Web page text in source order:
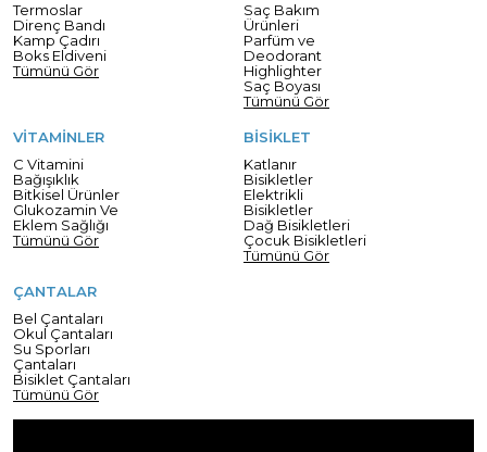
Termoslar
Direnç Bandı
Kamp Çadırı
Boks Eldiveni
Tümünü Gör
Saç Bakım
Ürünleri
Parfüm ve
Deodorant
Highlighter
Saç Boyası
Tümünü Gör
VİTAMİNLER
C Vitamini
Bağışıklık
Bitkisel Ürünler
Glukozamin Ve
Eklem Sağlığı
Tümünü Gör
BİSİKLET
Katlanır
Bisikletler
Elektrikli
Bisikletler
Dağ Bisikletleri
Çocuk Bisikletleri
Tümünü Gör
ÇANTALAR
Bel Çantaları
Okul Çantaları
Su Sporları
Çantaları
Bisiklet Çantaları
Tümünü Gör